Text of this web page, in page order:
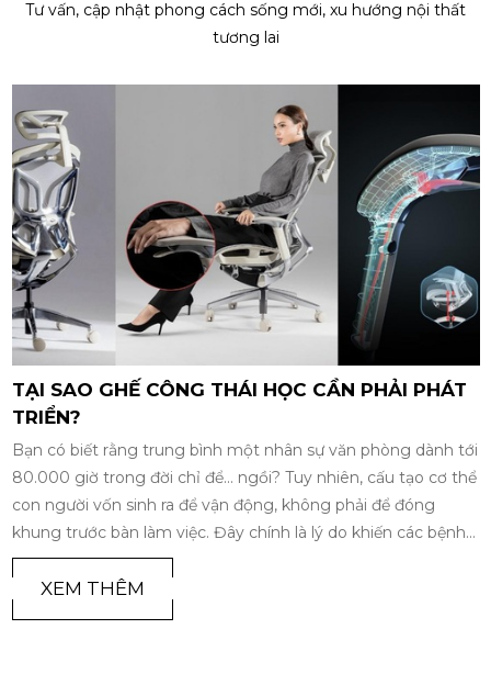
Tư vấn, cập nhật phong cách sống mới, xu hướng nội thất
tương lai
TẠI SAO GHẾ CÔNG THÁI HỌC CẦN PHẢI PHÁT
TRIỂN?
Bạn có biết rằng trung bình một nhân sự văn phòng dành tới
80.000 giờ trong đời chỉ để... ngồi? Tuy nhiên, cấu tạo cơ thể
con người vốn sinh ra để vận động, không phải để đóng
khung trước bàn làm việc. Đây chính là lý do khiến các bệnh
lý về cột sống trở thành 'đại dịch âm thầm' của thế kỷ 21.
Trong bối cảnh đó, sự ra đời và phát triển của ghế công thái
học không chỉ là một xu hướng nội thất nhất thời, mà đã trở
XEM THÊM